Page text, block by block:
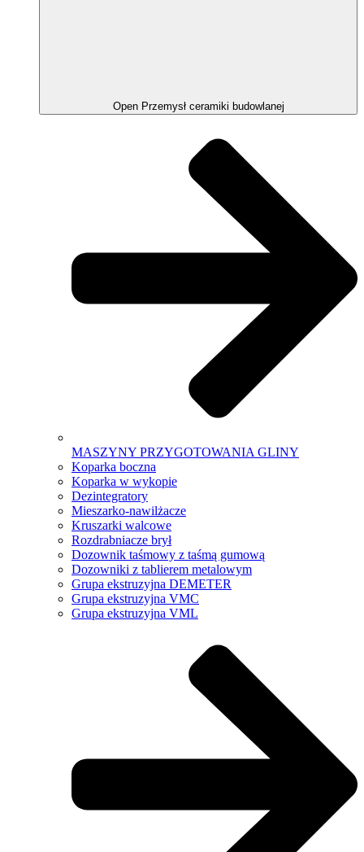
Open Przemysł ceramiki budowlanej
MASZYNY PRZYGOTOWANIA GLINY
Koparka boczna
Koparka w wykopie
Dezintegratory
Mieszarko-nawilżacze
Kruszarki walcowe
Rozdrabniacze brył
Dozownik taśmowy z taśmą gumową
Dozowniki z tablierem metalowym
Grupa ekstruzyjna DEMETER
Grupa ekstruzyjna VMC
Grupa ekstruzyjna VML